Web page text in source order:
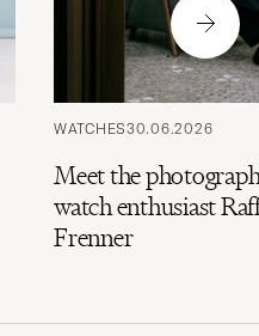
WATCHES30.06.2026
Meet the
watch enthusiast
Frenner